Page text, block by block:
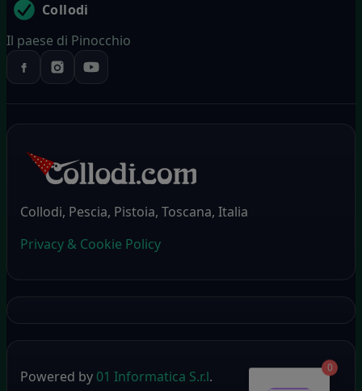
Collodi
Il paese di Pinocchio
Collodi, Pescia, Pistoia, Toscana, Italia
Privacy & Cookie Policy
Powered by 01 Informatica S.r.l. 0